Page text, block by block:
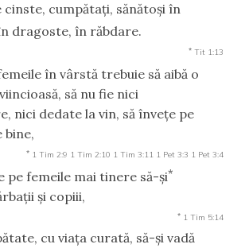
cinste, cumpătaţi, sănătoşi în
dragoste, în răbdare.
* Tit 1:13
în vârstă trebuie să aibă o
să nu fie nici
nici dedate la vin, să înveţe pe
bine,
* 1 Tim 2:9 1 Tim 2:10 1 Tim 3:11 1 Pet 3:3 1 Pet 3:4
pe femeile mai tinere să-şi*
şi copiii,
* 1 Tim 5:14
cu viaţa curată, să-şi vadă